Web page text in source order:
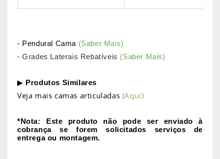
- Pendural Cama (Saber Mais)
- Grades Laterais Rebatíveis (Saber Mais)
▶ Produtos Similares
Veja mais camas articuladas (Aqui)
*Nota: Este produto não pode ser enviado à
cobrança se forem solicitados serviços de
entrega ou montagem.